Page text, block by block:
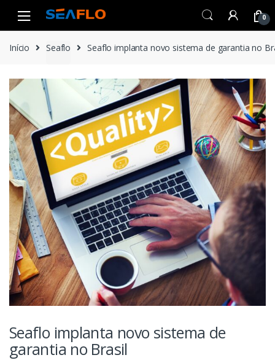
navigation
content
0
Início Seaflo Seaflo implanta novo sistema de garantia no
Seaflo implanta novo sistema de
garantia no Brasil